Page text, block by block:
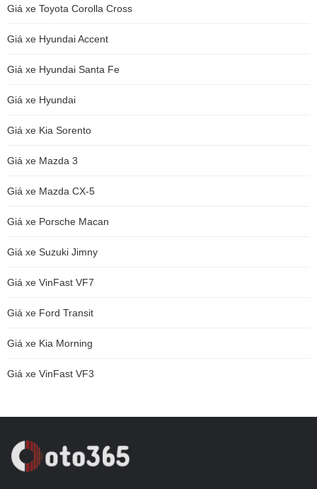
Giá xe Toyota Corolla Cross
Giá xe Hyundai Accent
Giá xe Hyundai Santa Fe
Giá xe Hyundai
Giá xe Kia Sorento
Giá xe Mazda 3
Giá xe Mazda CX-5
Giá xe Porsche Macan
Giá xe Suzuki Jimny
Giá xe VinFast VF7
Giá xe Ford Transit
Giá xe Kia Morning
Giá xe VinFast VF3